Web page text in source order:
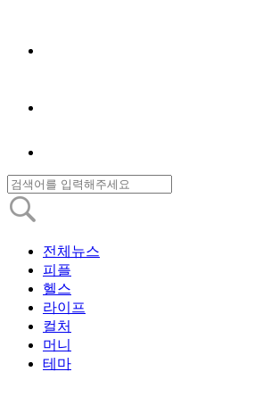
전체뉴스
피플
헬스
라이프
컬처
머니
테마